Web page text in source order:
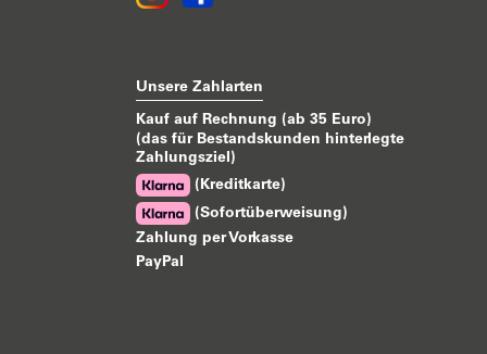
Unsere Zahlarten
Kauf auf Rechnung (ab 35 Euro)
(das für Bestandskunden hinterlegte
Zahlungsziel)
(Kreditkarte)
(Sofortüberweisung)
Zahlung per Vorkasse
PayPal